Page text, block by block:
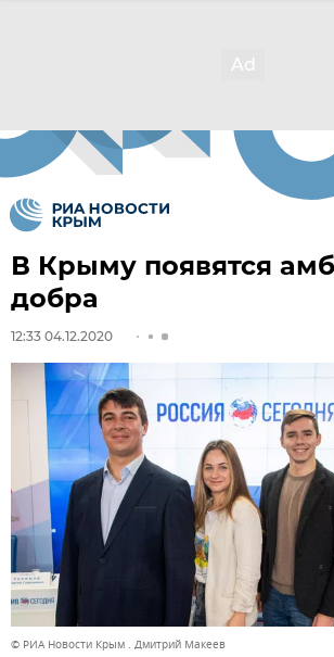
В Крыму появятся
добра
12:33 04.12.2020
© РИА Новости Крым . Дмитрий Макеев